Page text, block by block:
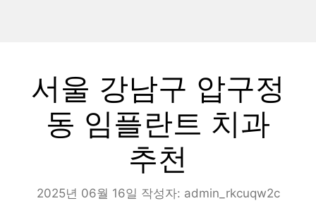
서울 강남구 압구정
동 임플란트 치과
추천
2025년 06월 16일 작성자: admin_rkcuqw2c